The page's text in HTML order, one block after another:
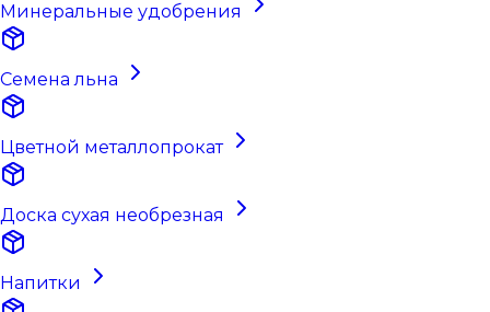
Минеральные удобрения
Семена льна
Цветной металлопрокат
Доска сухая необрезная
Напитки